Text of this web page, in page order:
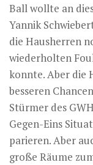
Ball wollte an
Yannik
die Hausherren
wiederholten
konnte. Aber die
besseren
Stürmer des
Gegen-Eins
parieren. Aber
große Räume